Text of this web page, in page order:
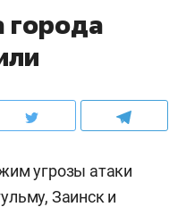
города
угрозы атаки
Заинск и